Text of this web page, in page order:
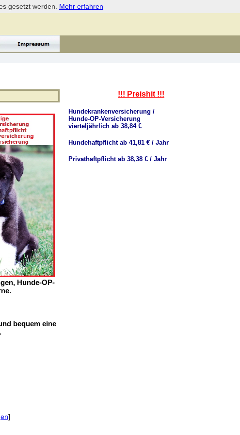
gesetzt werden. Mehr erfahren
Hunde-OP-
bequem eine
!!! Preishit !!!
Hundekrankenversicherung /
Hunde-OP-Versicherung
vierteljährlich ab 38,84 €
Hundehaftpflicht ab 41,81 € / Jahr
Privathaftpflicht ab 38,38 € / Jahr
]